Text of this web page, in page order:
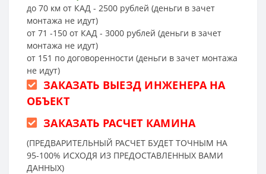
до 70 км от КАД - 2500 рублей (деньги в зачет
монтажа не идут)
от 71 -150 от КАД - 3000 рублей (деньги в зачет
монтажа не идут)
от 151 по договоренности (деньги в зачет монтажа
не идут)
ЗАКАЗАТЬ ВЫЕЗД ИНЖЕНЕРА НА
ОБЪЕКТ
ЗАКАЗАТЬ РАСЧЕТ КАМИНА
(ПРЕДВАРИТЕЛЬНЫЙ РАСЧЕТ БУДЕТ ТОЧНЫМ НА
95-100% ИСХОДЯ ИЗ ПРЕДОСТАВЛЕННЫХ ВАМИ
ДАННЫХ)